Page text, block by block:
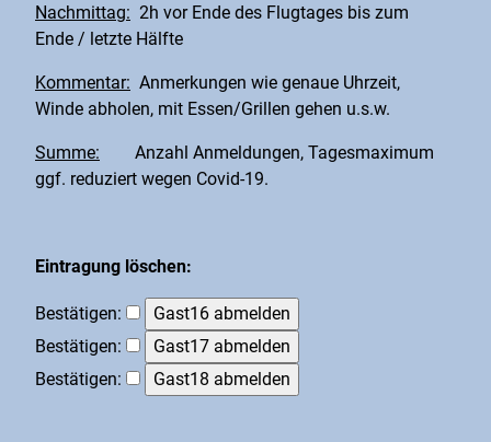
Nachmittag: 2h vor Ende des Flugtages bis zum
Ende / letzte Hälfte
Kommentar: Anmerkungen wie genaue Uhrzeit,
Winde abholen, mit Essen/Grillen gehen u.s.w.
Summe: Anzahl Anmeldungen, Tagesmaximum
ggf. reduziert wegen Covid-19.
Eintragung löschen:
Bestätigen:
Bestätigen:
Bestätigen: